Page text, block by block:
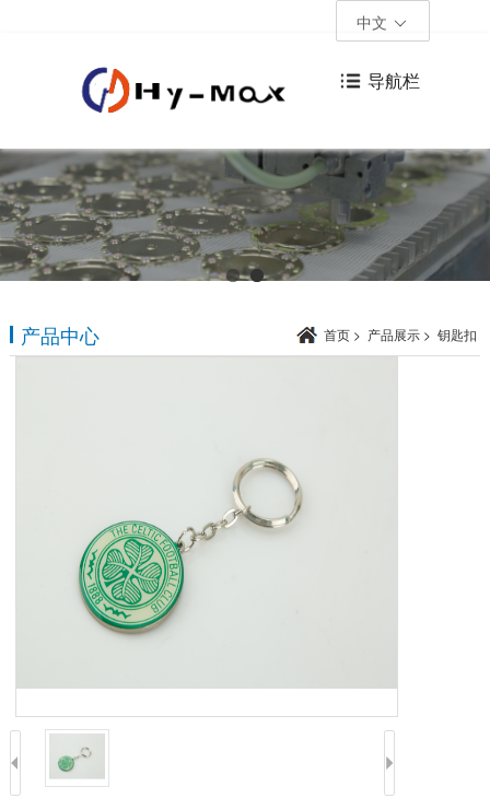
中文
导航栏
产品中心 首页 > 产品展示 > 钥匙扣